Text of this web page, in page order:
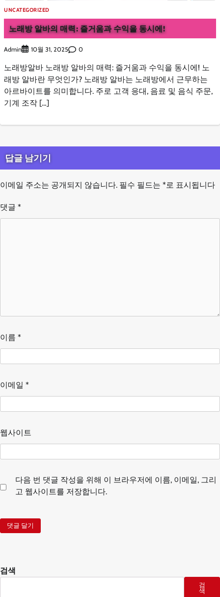
UNCATEGORIZED
노래방 알바의 매력: 즐거움과 수익을 동시에!
Admin 10월 31, 2025 0
노래방알바 노래방 알바의 매력: 즐거움과 수익을 동시에! 노
래방 알바란 무엇인가? 노래방 알바는 노래방에서 근무하는
아르바이트를 의미합니다. 주로 고객 응대, 음료 및 음식 주문,
기계 조작 […]
답글 남기기
이메일 주소는 공개되지 않습니다. 필수 필드는 *로 표시됩니다
댓글 *
이름 *
이메일 *
웹사이트
다음 번 댓글 작성을 위해 이 브라우저에 이름, 이메일, 그리
고 웹사이트를 저장합니다.
검색
검
색